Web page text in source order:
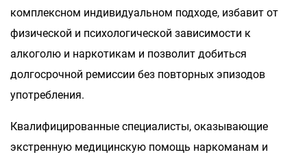
комплексном индивидуальном подходе, избавит от
физической и психологической зависимости к
алкоголю и наркотикам и позволит добиться
долгосрочной ремиссии без повторных эпизодов
употребления.
Квалифицированные специалисты, оказывающие
экстренную медицинскую помощь наркоманам и